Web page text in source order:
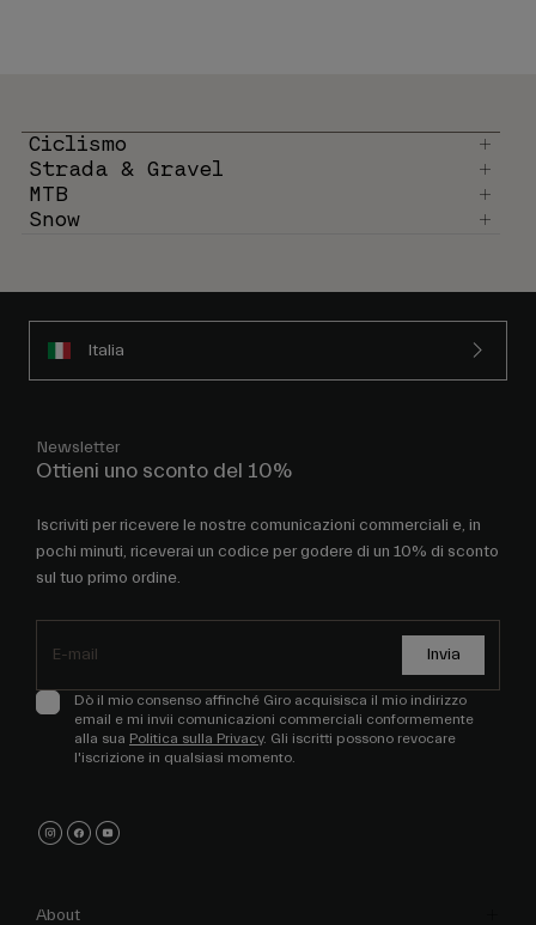
Ciclismo
Strada & Gravel
MTB
Snow
Italia
Newsletter
Ottieni uno sconto del 10%
Iscriviti per ricevere le nostre comunicazioni commerciali e, in
pochi minuti, riceverai un codice per godere di un 10% di sconto
sul tuo primo ordine.
Invia
Dò il mio consenso affinché Giro acquisisca il mio indirizzo
email e mi invii comunicazioni commerciali conformemente
alla sua Politica sulla Privacy. Gli iscritti possono revocare
l'iscrizione in qualsiasi momento.
About